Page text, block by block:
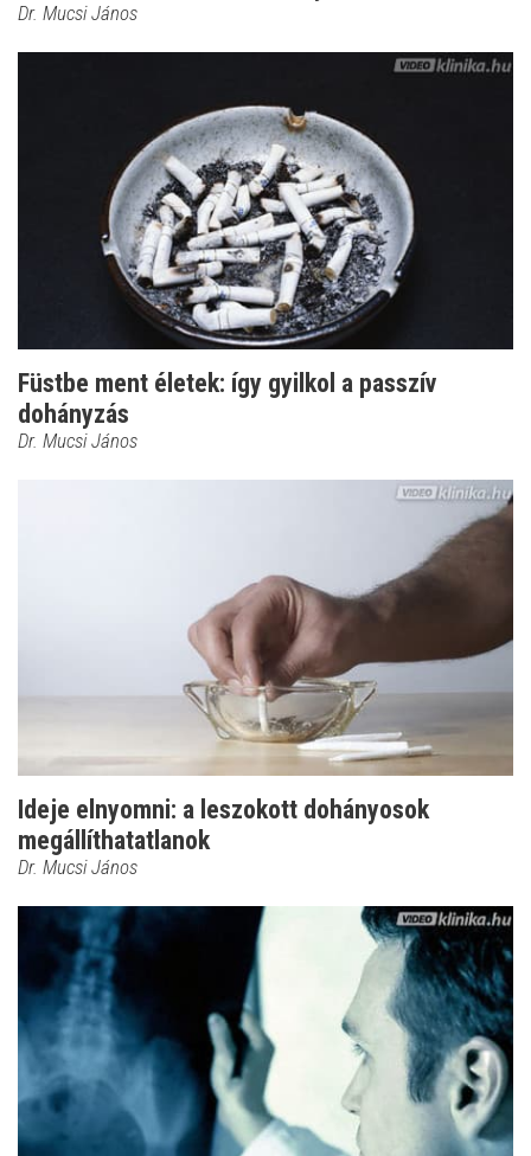
Dr. Mucsi János
Füstbe ment életek: így gyilkol a passzív
dohányzás
Dr. Mucsi János
Ideje elnyomni: a leszokott dohányosok
megállíthatatlanok
Dr. Mucsi János